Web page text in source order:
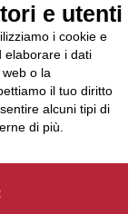
e utenti
i cookie e
elaborare i dati
o la
il tuo diritto
alcuni tipi di
di più.